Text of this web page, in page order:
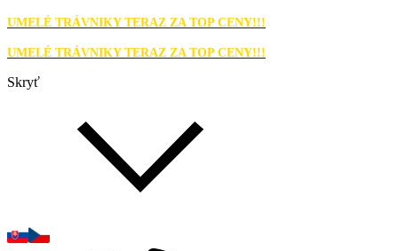
UMELÉ TRÁVNIKY TERAZ ZA TOP CENY!!!
UMELÉ TRÁVNIKY TERAZ ZA TOP CENY!!!
Skryť